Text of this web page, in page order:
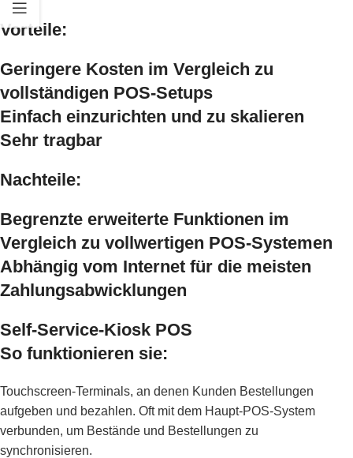
Vorteile:
Geringere Kosten im Vergleich zu
vollständigen POS-Setups
Einfach einzurichten und zu skalieren
Sehr tragbar
Nachteile:
Begrenzte erweiterte Funktionen im
Vergleich zu vollwertigen POS-Systemen
Abhängig vom Internet für die meisten
Zahlungsabwicklungen
Self-Service-Kiosk POS
So funktionieren sie:
Touchscreen-Terminals, an denen Kunden Bestellungen
aufgeben und bezahlen. Oft mit dem Haupt-POS-System
verbunden, um Bestände und Bestellungen zu
synchronisieren.